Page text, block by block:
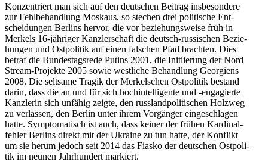
Kon­zen­triert man sich auf den deut­schen Beitrag ins­be­son­dere
zur Fehl­be­hand­lung Moskaus, so stechen drei poli­ti­sche Ent­
schei­dun­gen Berlins hervor, die vor bezie­hungs­weise früh in
Merkels 16-jäh­ri­ger Kanz­ler­schaft die deutsch-rus­si­schen Bezie­
hun­gen und Ost­po­li­tik auf einen fal­schen Pfad brach­ten. Dies
betraf die Bun­des­tags­rede Putins 2001, die Initi­ie­rung der Nord
Stream-Pro­jekte 2005 sowie west­li­che Behand­lung Geor­gi­ens
2008. Die selt­same Tragik der Mer­kel­schen Ost­po­li­tik bestand
darin, dass die an und für sich hoch­in­tel­li­gente und ‑enga­gierte
Kanz­le­rin sich unfähig zeigte, den russ­land­po­li­ti­schen Holzweg
zu ver­las­sen, den Berlin unter ihrem Vor­gän­ger ein­ge­schla­gen
hatte. Sym­pto­ma­tisch ist auch, dass keiner der frühen Kar­di­nal­
feh­ler Berlins direkt mit der Ukraine zu tun hatte, der Kon­flikt
um sie herum jedoch seit 2014 das Fiasko der deut­schen Ost­po­li­
tik im neunen Jahr­hun­dert markiert.